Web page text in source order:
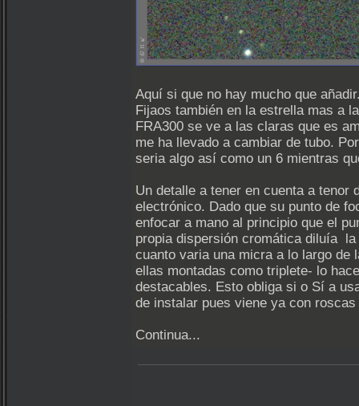
Aquí si que no hay mucho que
Fijaos también en la estrella mas a
FRA300 se ve a las claras que es
me ha llevado a cambiar de tubo.
seria algo así como un 6 mientras
Un detalle a tener en cuenta a tenor
electrónico. Dado que su punto de
enfocar a mano al principio que el
propia dispersión cromática diluía
cuanto varia una micra a lo largo de
ellas montadas como triplete- lo
destacables. Esto obliga si o Sí a
de instalar pues viene ya con
Continua...